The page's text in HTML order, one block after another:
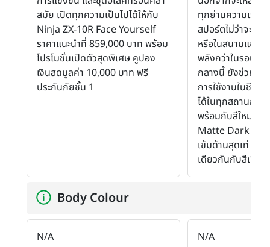
สมัย เปิดทุกความเป็นไปได้ให้กับ
Ninja ZX-10R Face Yourself
ราคาแนะนำที่ 859,000 บาท พร้อม
โปรโมชั่นเปิดตัวสุดพิเศษ คูปอง
เงินสดมูลค่า 10,000 บาท ฟรี
ประกันภัยชั้น 1
ทุกย่านความเร็วเ
สปอร์ตไม่ว่าจะเป็
หรือในสนามแข่ง
พลังกว่าในรอบเค
กลางนี้ ยังช่วยเพิ่
การใช้งานในชีวิต
ได้ในทุกสถานกา
พร้อมกับสีใหม่ล่า
Matte Dark
เข้มด้านสุดเท่ จำ
เดียวกันกับสีเขีย
Body Colour
N/A N/A